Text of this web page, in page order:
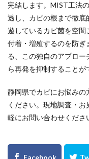
完結します。MIST工法
透し、カビの根まで徹
遊しているカビ菌を空間
付着・増殖するのを防ぎ
る、この独自のアプロ
ら再発を抑制することが
静岡県でカビにお悩みの
ください。現地調査・
軽にお問い合わせくださ